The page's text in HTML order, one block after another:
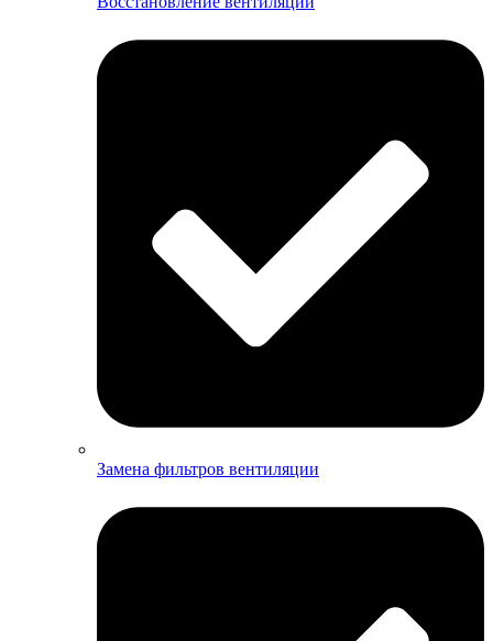
Замена фильтров вентиляции